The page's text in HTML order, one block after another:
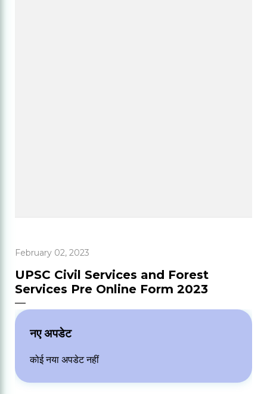
February 02, 2023
UPSC Civil Services and Forest
Services Pre Online Form 2023
नए अपडेट
कोई नया अपडेट नहीं